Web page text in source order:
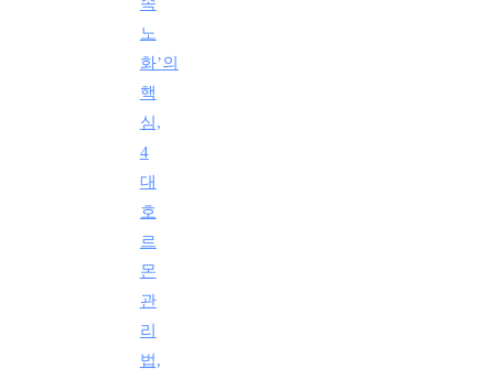
노
화’의
핵
심,
4
대
호
르
몬
관
리
법,